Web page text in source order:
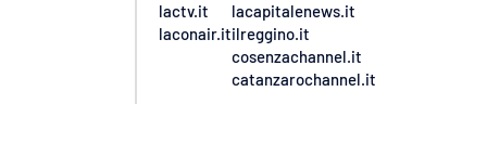
lactv.it
laconair.it
lacapitalenews.it
ilreggino.it
cosenzachannel.it
catanzarochannel.it